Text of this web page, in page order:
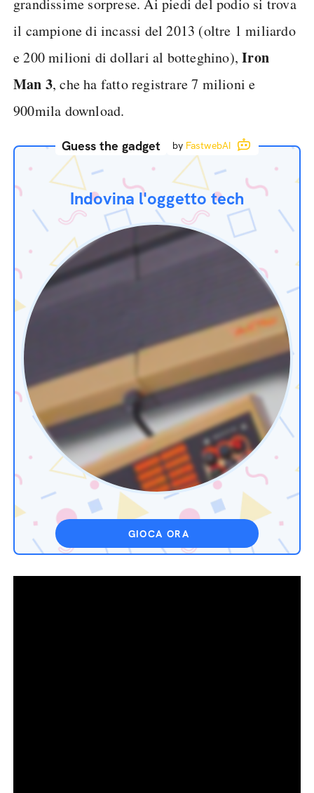
grandissime sorprese. Ai piedi del podio si trova
il campione di incassi del 2013 (oltre 1 miliardo
e 200 milioni di dollari al botteghino),Iron
Man 3, che ha fatto registrare 7 milioni e
900mila download.
Guess the gadget by FastwebAI
Indovina l'oggetto tech
GIOCA ORA